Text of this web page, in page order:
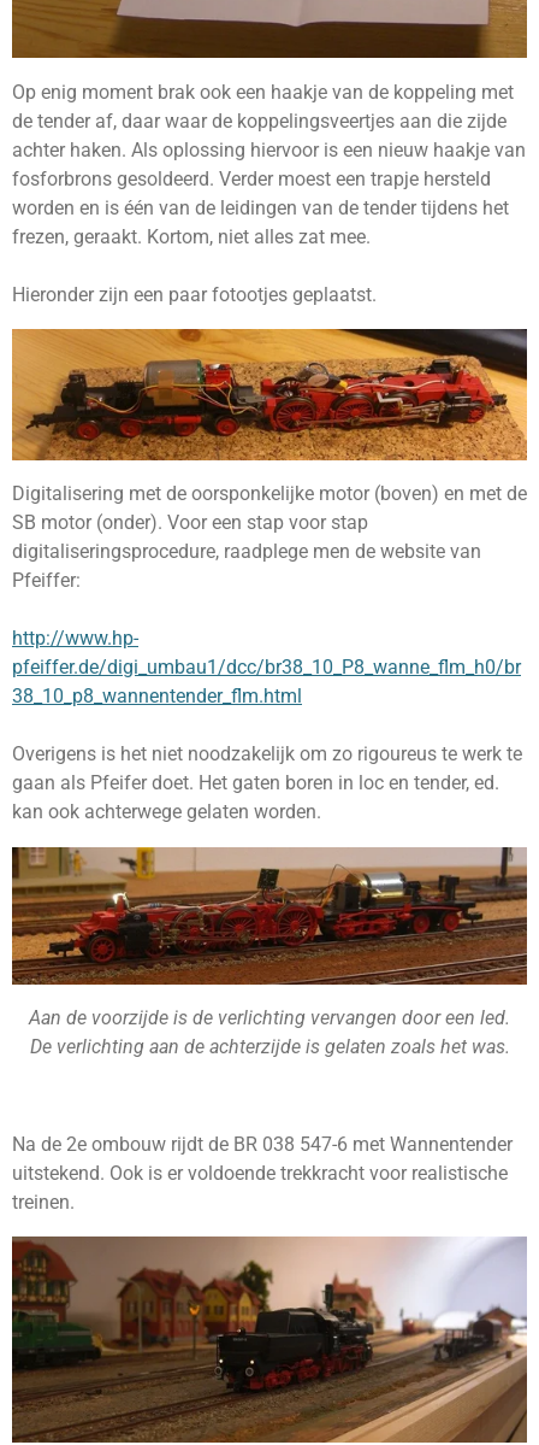
Op enig moment brak ook een haakje van de koppeling met
de tender af, daar waar de koppelingsveertjes aan die zijde
achter haken. Als oplossing hiervoor is een nieuw haakje van
fosforbrons gesoldeerd. Verder moest een trapje hersteld
worden en is één van de leidingen van de tender tijdens het
frezen, geraakt. Kortom, niet alles zat mee.
Hieronder zijn een paar fotootjes geplaatst.
Digitalisering met de oorsponkelijke motor (boven) en met de
SB motor (onder). Voor een stap voor stap
digitaliseringsprocedure, raadplege men de website van
Pfeiffer:
http://www.hp-
pfeiffer.de/digi_umbau1/dcc/br38_10_P8_wanne_flm_h0/br
38_10_p8_wannentender_flm.html
Overigens is het niet noodzakelijk om zo rigoureus te werk te
gaan als Pfeifer doet. Het gaten boren in loc en tender, ed.
kan ook achterwege gelaten worden.
Aan de voorzijde is de verlichting vervangen door een led.
De verlichting aan de achterzijde is gelaten zoals het was.
Na de 2e ombouw rijdt de BR 038 547-6 met Wannentender
uitstekend. Ook is er voldoende trekkracht voor realistische
treinen.